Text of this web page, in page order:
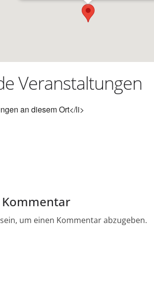
Veranstaltungen
an diesem Ort</li>
sein, um einen Kommentar abzugeben.